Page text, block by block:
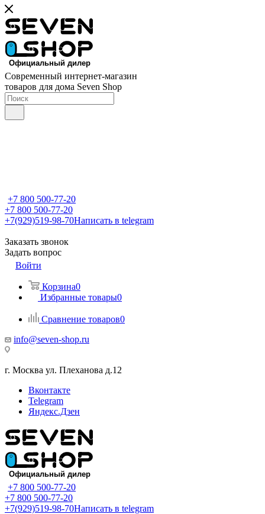
Современный интернет-магазин
товаров для дома Seven Shop
+7 800 500-77-20
+7 800 500-77-20
+7(929)519-98-70Написать в telegram
Заказать звонок
Задать вопрос
Войти
Корзина0
Избранные товары0
Сравнение товаров0
info@seven-shop.ru
г. Москва ул. Плеханова д.12
Вконтакте
Telegram
Яндекс.Дзен
+7 800 500-77-20
+7 800 500-77-20
+7(929)519-98-70Написать в telegram